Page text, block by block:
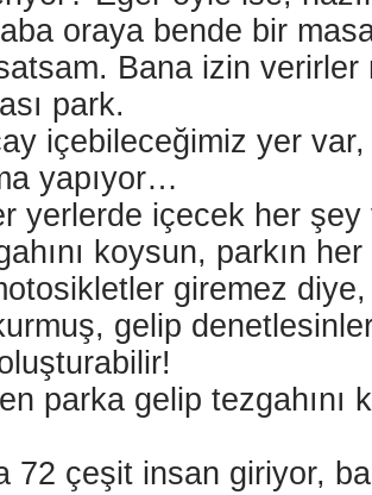
oraya bende bir
satsam. Bana izin
park.
içebileceğimiz yer var,
yapıyor…
yerlerde içecek her şey
koysun, parkın
giremez
gelip
parka gelip tezgahını
72 çeşit insan giriyor,